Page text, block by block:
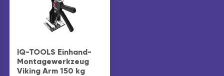
IQ-TOOLS Einhand-
Montagewerkzeug
Viking Arm 150 kg